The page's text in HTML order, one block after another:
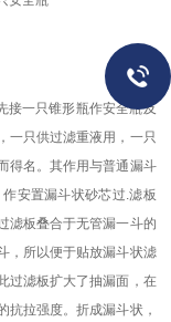
接一只锥形瓶作安全瓶及
一只供过滤重液用，一只
得名。其作用与普通漏斗
安置漏斗状砂芯过.滤板
滤板叠合于无管漏一斗的
，所以便于贴放漏斗状滤
过滤板扩大了抽漏面，在
抗拉强度。折成漏斗状，